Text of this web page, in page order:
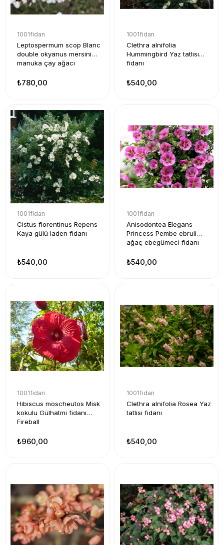
1001fidan
Leptospermum scop Blanc
double okyanus mersini
manuka çay ağacı
₺780,00
1001fidan
Clethra alnifolia
Hummingbird Yaz tatlısı
fidanı
₺540,00
1001fidan
Cistus florentinus Repens
Kaya gülü laden fidanı
₺540,00
1001fidan
Anisodontea Elegans
Princess Pembe ebruli
ağaç ebegümeci fidanı
₺540,00
1001fidan
Hibiscus moscheutos Misk
kokulu Gülhatmi fidanı
Fireball
₺960,00
1001fidan
Clethra alnifolia Rosea Yaz
tatlısı fidanı
₺540,00